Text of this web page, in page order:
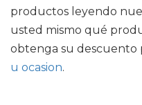
productos leyendo
usted mismo qué
obtenga su descuento
u ocasion.